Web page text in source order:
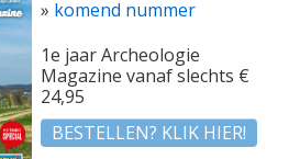
» komend nummer
1e jaar Archeologie
Magazine vanaf slechts €
24,95
BESTELLEN? KLIK HIER!